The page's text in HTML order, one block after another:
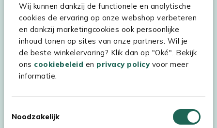
Wij kunnen dankzij de functionele en analytische
cookies de ervaring op onze webshop verbeteren
en dankzij marketingcookies ook persoonlijke
inhoud tonen op sites van onze partners. Wil je
de beste winkelervaring? Klik dan op "Oké". Bekijk
ons cookiebeleid en privacy policyvoor meer
informatie.
Noodzakelijk
Assortiment
Kees Smit Tuinmeubelen
Experience Stores XXL